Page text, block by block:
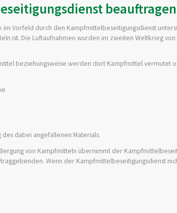
beauftragen
Vorfeld durch den Kampfmittelbeseitigungsdienst
ist. Die Luftaufnahmen wurden im zweiten Weltkrieg
beziehungsweise werden dort Kampfmittel vermutet
dabei angefallenen Materials.
von Kampfmitteln übernimmt der
Wenn der Kampfmittelbeseitigungsdienst